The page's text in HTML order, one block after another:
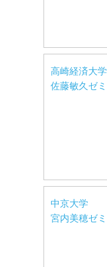
高崎経済大学
佐藤敏久ゼミ
中京大学
宮内美穂ゼミ